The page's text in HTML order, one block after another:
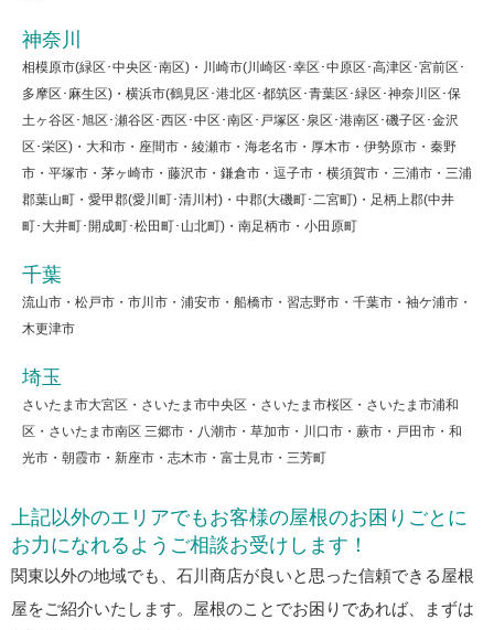
神奈川
相模原市(緑区･中央区･南区)・川崎市(川崎区･幸区･中原区･高津区･宮前区･
多摩区･麻生区)・横浜市(鶴見区･港北区･都筑区･青葉区･緑区･神奈川区･保
土ヶ谷区･旭区･瀬谷区･西区･中区･南区･戸塚区･泉区･港南区･磯子区･金沢
区･栄区)・大和市・座間市・綾瀬市・海老名市・厚木市・伊勢原市・秦野
市・平塚市・茅ヶ崎市・藤沢市・鎌倉市・逗子市・横須賀市・三浦市・三浦
郡葉山町・愛甲郡(愛川町･清川村)・中郡(大磯町･二宮町)・足柄上郡(中井
町･大井町･開成町･松田町･山北町)・南足柄市・小田原町
千葉
流山市・松戸市・市川市・浦安市・船橋市・習志野市・千葉市・袖ケ浦市・
木更津市
埼玉
さいたま市大宮区・さいたま市中央区・さいたま市桜区・さいたま市浦和
区・さいたま市南区 三郷市・八潮市・草加市・川口市・蕨市・戸田市・和
光市・朝霞市・新座市・志木市・富士見市・三芳町
上記以外のエリアでもお客様の屋根のお困りごとに
お力になれるようご相談お受けします！
関東以外の地域でも、石川商店が良いと思った信頼できる屋根
屋をご紹介いたします。屋根のことでお困りであれば、まずは